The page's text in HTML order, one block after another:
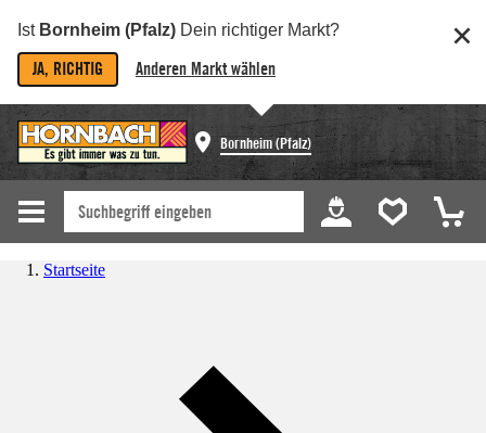
Ist Bornheim (Pfalz) Dein richtiger Markt?
JA, RICHTIG Anderen Markt wählen
Bornheim (Pfalz)
Startseite